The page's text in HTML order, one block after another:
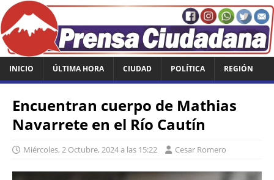
INICIO ÚLTIMA HORA CIUDAD POLÍTICA REGIÓN
Encuentran cuerpo de Mathias
Navarrete en el Río Cautín
Miércoles, 2 Octubre, 2024 a las 15:22 Cesar Romero